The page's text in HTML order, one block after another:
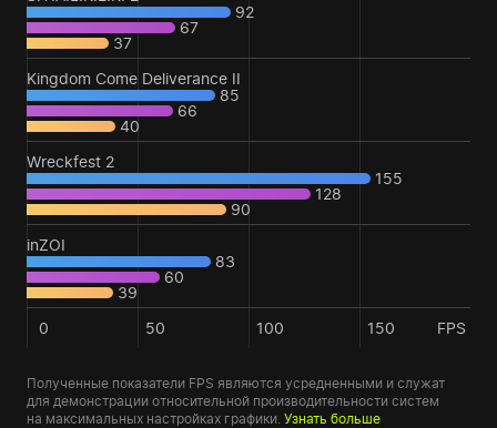
92
67
37
Kingdom Come Deliverance II
85
66
40
Wreckfest 2
155
128
90
inZOI
83
60
39
0
50 100 150 FPS
Полученные показатели FPS являются усредненными и служат
для демонстрации относительной производительности систем
на максимальных настройках графики. Узнать больше